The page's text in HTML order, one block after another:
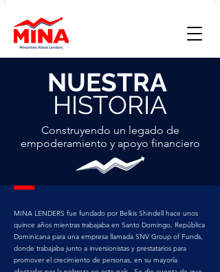
NUESTRA
HISTORIA
Construyendo un legado de
empoderamiento y apoyo financiero
MINA LENDERS fue fundado por Belkis Shindell hace unos
quince años mientras trabajaba en Santo Domingo, República
Dominicana para una empresa llamada SNV Group of Funds,
donde trabajaba junto a inversionistas y prestatarios para
promover el crecimiento de personas, en su mayoría